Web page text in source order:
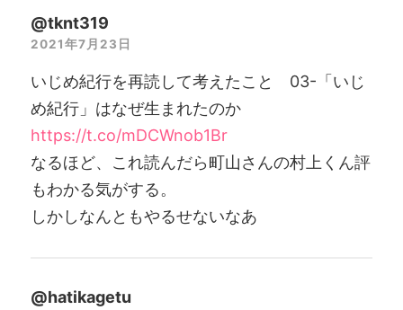
@tknt319
2021年7月23日
いじめ紀行を再読して考えたこと 03-「いじ
め紀行」はなぜ生まれたのか
https://t.co/mDCWnob1Br
なるほど、これ読んだら町山さんの村上くん評
もわかる気がする。
しかしなんともやるせないなあ
@hatikagetu